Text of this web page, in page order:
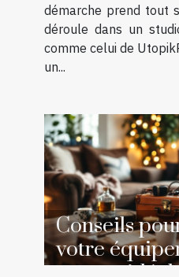
démarche prend tout
déroule dans un
comme celui de
un...
Conseils
votre